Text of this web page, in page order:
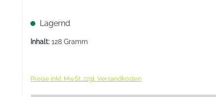
Lagernd
Inhalt: 128 Gramm
Preise inkl. MwSt. zzgl. Versandkosten